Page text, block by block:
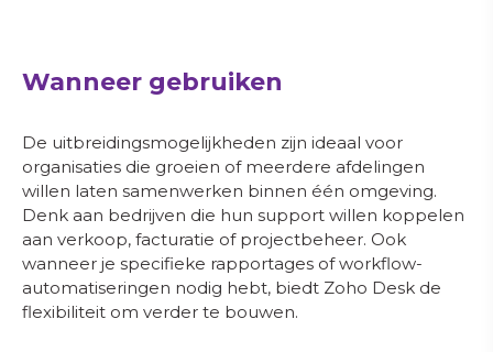
Wanneer gebruiken
De uitbreidingsmogelijkheden zijn ideaal voor
organisaties die groeien of meerdere afdelingen
willen laten samenwerken binnen één omgeving.
Denk aan bedrijven die hun support willen koppelen
aan verkoop, facturatie of projectbeheer. Ook
wanneer je specifieke rapportages of workflow-
automatiseringen nodig hebt, biedt Zoho Desk de
flexibiliteit om verder te bouwen.